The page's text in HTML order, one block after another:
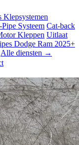
Klepsystemen
Systeem Cat-back
Kleppen Uitlaat
Dodge Ram 2025+
Alle diensten →